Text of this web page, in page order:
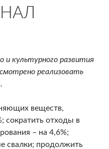
и культурного развития
реализовать
веществ,
сократить отходы в
– на 4,6%;
свалки; продолжить